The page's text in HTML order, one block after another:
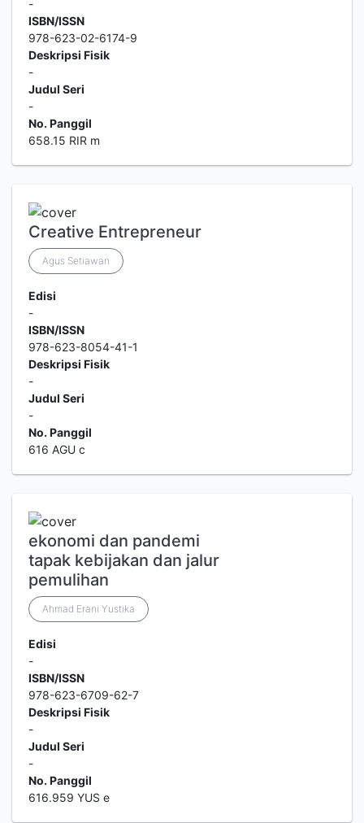
-
ISBN/ISSN
978-623-02-6174-9
Deskripsi Fisik
-
Judul Seri
-
No. Panggil
658.15 RIR m
Creative Entrepreneur
Agus Setiawan
Edisi
-
ISBN/ISSN
978-623-8054-41-1
Deskripsi Fisik
-
Judul Seri
-
No. Panggil
616 AGU c
ekonomi dan pandemi
tapak kebijakan dan jalur
pemulihan
Ahmad Erani Yustika
Edisi
-
ISBN/ISSN
978-623-6709-62-7
Deskripsi Fisik
-
Judul Seri
-
No. Panggil
616.959 YUS e